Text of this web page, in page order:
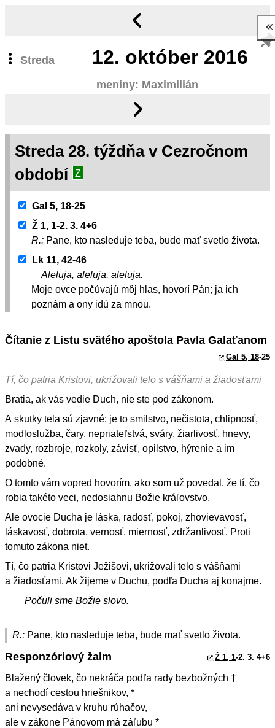
Streda 12. október 2016
meniny: Maximilián
Streda 28. týždňa v Cezročnom
období
Z
Gal 5, 18-25
Ž 1, 1-2. 3. 4+6
R.: Pane, kto nasleduje teba, bude mať svetlo života.
Lk 11, 42-46
Aleluja, aleluja, aleluja.
Moje ovce počúvajú môj hlas, hovorí Pán; ja ich
poznám a ony idú za mnou.
Čítanie z Listu svätého apoštola Pavla Galaťanom
Gal 5, 18-25
Tí, čo patria Kristovi, ukrižovali telo s vášňami a žiadosťami
Bratia, ak vás vedie Duch, nie ste pod zákonom.
A skutky tela sú zjavné: je to smilstvo, nečistota, chlipnosť,
modloslužba, čary, nepriateľstvá, sváry, žiarlivosť, hnevy,
zvady, rozbroje, rozkoly, závisť, opilstvo, hýrenie a im
podobné.
O tomto vám vopred hovorím, ako som už povedal, že tí, čo
robia takéto veci, nedosiahnu Božie kráľovstvo.
Ale ovocie Ducha je láska, radosť, pokoj, zhovievavosť,
láskavosť, dobrota, vernosť, miernosť, zdržanlivosť. Proti
tomuto zákona niet.
Tí, čo patria Kristovi Ježišovi, ukrižovali telo s vášňami
a žiadosťami. Ak žijeme v Duchu, podľa Ducha aj konajme.
Počuli sme Božie slovo.
R.: Pane, kto nasleduje teba, bude mať svetlo života.
Responzóriový žalm Ž 1, 1-2. 3. 4+6
Blažený človek, čo nekráča podľa rady bezbožných †
a nechodí cestou hriešnikov, *
ani nevysedáva v kruhu rúhačov,
ale v zákone Pánovom má záľubu *